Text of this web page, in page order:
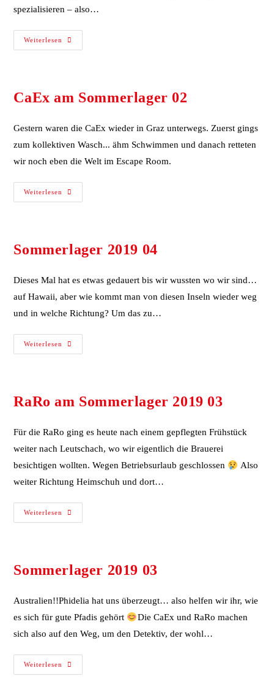
spezialisieren – also…
Weiterlesen
CaEx am Sommerlager 02
Gestern waren die CaEx wieder in Graz unterwegs. Zuerst gings
zum kollektiven Wasch... ähm Schwimmen und danach retteten
wir noch eben die Welt im Escape Room.
Weiterlesen
Sommerlager 2019 04
Dieses Mal hat es etwas gedauert bis wir wussten wo wir sind…
auf Hawaii, aber wie kommt man von diesen Inseln wieder weg
und in welche Richtung? Um das zu…
Weiterlesen
RaRo am Sommerlager 2019 03
Für die RaRo ging es heute nach einem gepflegten Frühstück
weiter nach Leutschach, wo wir eigentlich die Brauerei
besichtigen wollten. Wegen Betriebsurlaub geschlossen
Also
weiter Richtung Heimschuh und dort…
Weiterlesen
Sommerlager 2019 03
Australien!!Phidelia hat uns überzeugt… also helfen wir ihr, wie
es sich für gute Pfadis gehört
Die CaEx und RaRo machen
sich also auf den Weg, um den Detektiv, der wohl…
Weiterlesen